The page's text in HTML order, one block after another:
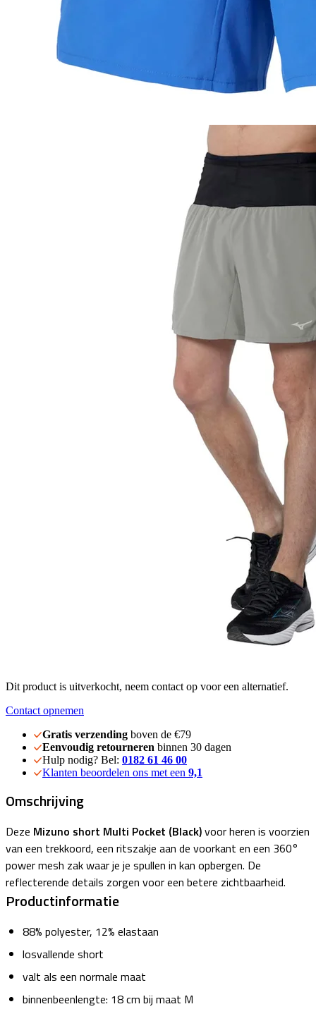
Dit product is uitverkocht, neem contact op voor een alternatief.
Contact opnemen
Gratis verzending boven de €79
Eenvoudig retourneren binnen 30 dagen
Hulp nodig? Bel: 0182 61 46 00
Klanten beoordelen ons met een 9,1
Omschrijving
Deze Mizuno short Multi Pocket (Black)voor heren is voorzien
van een trekkoord, een ritszakje aan de voorkant en een 360°
power mesh zak waar je je spullen in kan opbergen. De
reflecterende details zorgen voor een betere zichtbaarheid.
Productinformatie
88% polyester, 12% elastaan
losvallende short
valt als een normale maat
binnenbeenlengte: 18 cm bij maat M